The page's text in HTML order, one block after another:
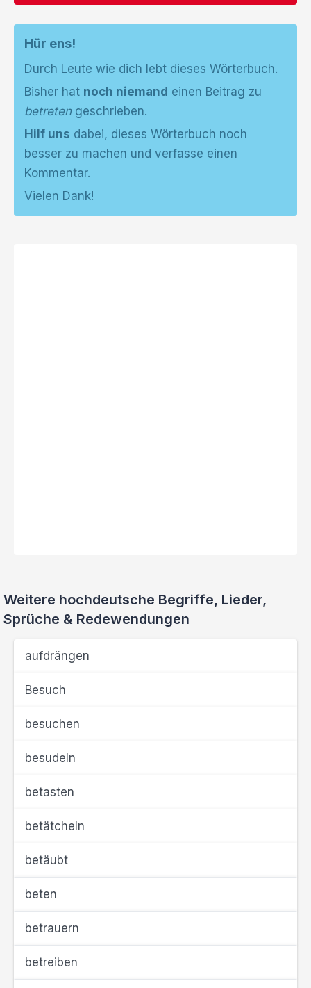
Hür ens!
Durch Leute wie dich lebt dieses Wörterbuch.
Bisher hat noch niemand einen Beitrag zu
betretengeschrieben.
Hilf uns dabei, dieses Wörterbuch noch
besser zu machen und verfasse einen
Kommentar.
Vielen Dank!
Weitere hochdeutsche Begriffe, Lieder,
Sprüche & Redewendungen
aufdrängen
Besuch
besuchen
besudeln
betasten
betätcheln
betäubt
beten
betrauern
betreiben